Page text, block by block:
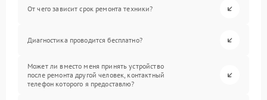
От чего зависит срок ремонта техники?
Диагностика проводится бесплатно?
Может ли вместо меня принять устройство
после ремонта другой человек, контактный
телефон которого я предоставлю?